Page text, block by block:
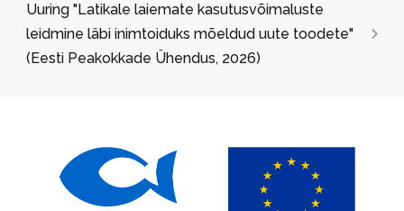
Uuring "Latikale laiemate kasutusvõimaluste
leidmine läbi inimtoiduks mõeldud uute toodete"
(Eesti Peakokkade Ühendus, 2026)